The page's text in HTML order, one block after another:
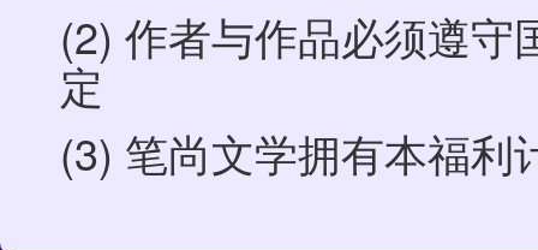
(2) 作者与作品必须遵守
定
(3) 笔尚文学拥有本福利